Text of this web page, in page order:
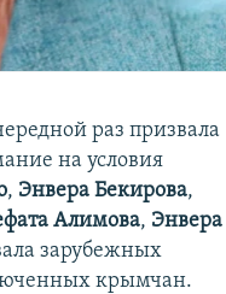
раз призвала
на условия
, Энвера Бекирова,
Алимова, Энвера
зарубежных
крымчан.